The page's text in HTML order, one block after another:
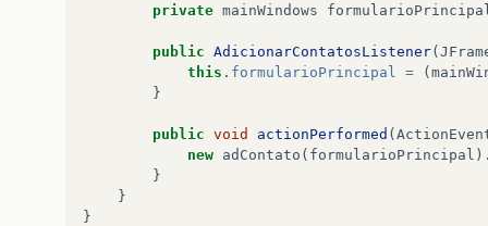
private mainWindows
public AdicionarContatosListener(
this . formularioPrincipal = (
}
public void actionPerformed (
new adContato ( formularioPrincipal
}
}
}